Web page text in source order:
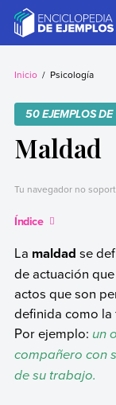
contentEjemplos
Necesitas ejemplos.
Inicio Psicología
50 EJEMPLOS DE
Maldad
Tu navegador no
Índice
La maldad se
de actuación
actos que son
definida como
Por ejemplo: un
compañero con
de su trabajo.